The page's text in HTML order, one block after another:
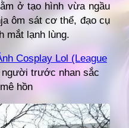
ở tạo hình vừa ngầu
ôm sát cơ thể, đạo cụ
mắt lạnh lùng.
Cosplay Lol (League
người trước nhan sắc
hồn